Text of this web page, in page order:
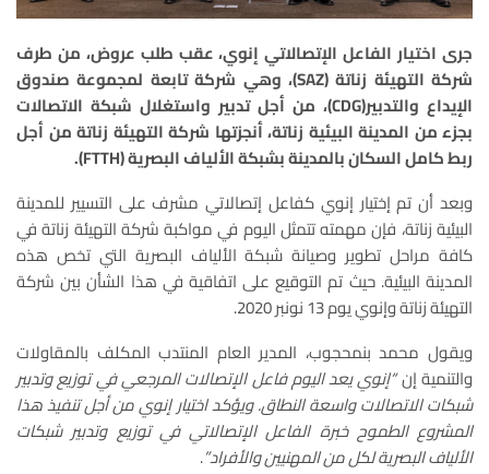
جرى اختيار الفاعل الإتصالاتي إنوي، عقب طلب عروض، من طرف
شركة التهيئة زناتة (SAZ)، وهي شركة تابعة لمجموعة صندوق
الإيداع والتدبير(CDG) ، من أجل تدبير واستغلال شبكة الاتصالات
بجزء من المدينة البيئية زناتة، أنجزتها شركة التهيئة زناتة من أجل
ربطكامل السكان بالمدينة بشبكة الألياف البصرية (FTTH
).
وبعد أن تم إختيار إنوي كفاعل إتصالاتي مشرف على التسيير للمدينة
البيئية زناتة، فإن مهمته تتمثل اليوم في مواكبة شركة التهيئة زناتة في
كافة مراحل تطوير وصيانة شبكة الألياف البصرية التي تخص هذه
المدينة البيئية. حيث تم التوقيع على اتفاقية في هذا الشأن بين شركة
التهيئة زناتة وإنوي يوم 13 نونبر 2020.
ويقول محمد بنمحجوب، المدير العام المنتدب المكلف بالمقاولات
والتنمية إن“إنوي يعد اليوم فاعل الإتصالات المرجعي في توزيع وتدبير
شبكات الاتصالات واسعة النطاق. ويؤكد اختيار إنوي من أجل تنفيذ هذا
المشروع الطموح خبرة الفاعل الإتصالاتي في توزيع وتدبير شبكات
الألياف البصرية لكل من المهنيين والأفراد”.